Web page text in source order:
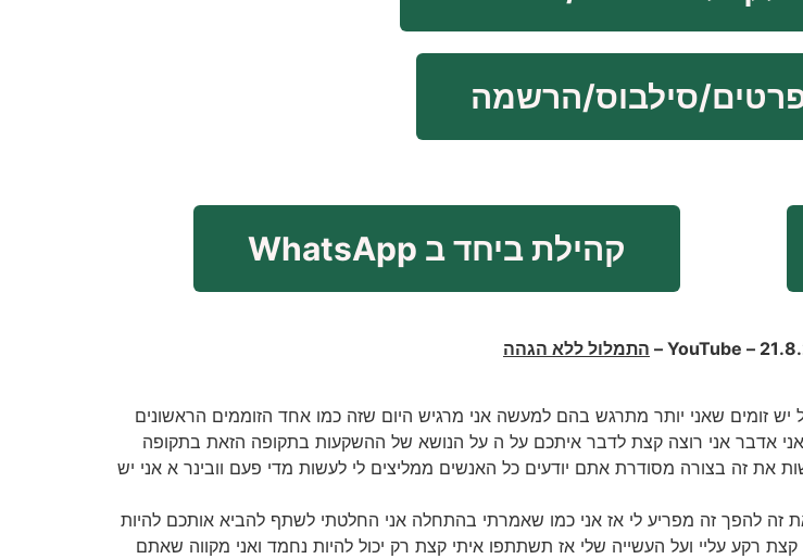
סילבוס/הרשמה
קהילת ביחד ב WhatsApp
התמלול ללא הגהה
זומים שאני יותר מתרגש בהם למעשה אני מרגיש היום שזה כמו אחד הזוממים הראשונים
אדבר אני רוצה קצת לדבר איתכם על ה על הנושא של ההשקעות בתקופה הזאת בתקופה
את זה בצורה מסודרת אתם יודעים כל האנשים ממליצים לי לעשות מדי פעם וובינר א אני יש
את זה להפך זה מפריע לי אז אני כמו שאמרתי בהתחלה אני החלטתי לשתף להביא אותכם להיות
רקע עליי ועל העשייה שלי אז תשתתפו איתי קצת רק יכול להיות נחמד ואני מקווה שאתם